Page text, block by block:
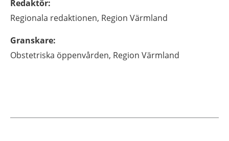
Redaktör:
Regionala redaktionen, Region Värmland
Granskare:
Obstetriska öppenvården, Region Värmland